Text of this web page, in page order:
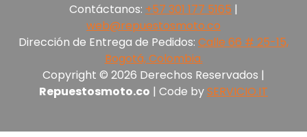
Contáctanos: +57 301 177 5165‬ |
web@repuestosmoto.co
Dirección de Entrega de Pedidos: Calle 66 # 25-15,
Bogotá, Colombia.
Copyright © 2026 Derechos Reservados |
Repuestosmoto.co | Code bySERVICIO.IT